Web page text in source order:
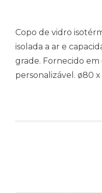
Copo de vidro
isolada a ar e
grade. Fornecido em
personalizável. ø80